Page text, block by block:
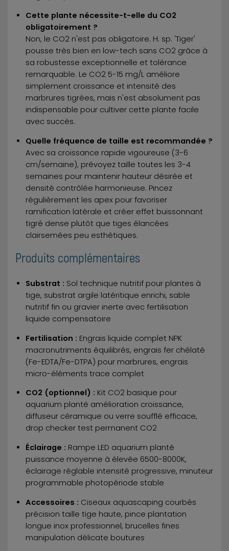
Cette plante nécessite-t-elle du CO2
obligatoirement ?
Non, le CO2 n'est pas obligatoire. H. sp. 'Tiger'
pousse très bien en low-tech sans CO2 grâce à
sa robustesse exceptionnelle et tolérance
remarquable. Le CO2 5-15 mg/L améliore
simplement croissance et intensité des
marbrures tigrées, mais n'est absolument pas
indispensable pour cultiver cette plante facile
avec succès.
Quelle fréquence de taille est recommandée ?
Avec sa croissance rapide vigoureuse (3-6
cm/semaine), prévoyez taille toutes les 3-4
semaines pour maintenir hauteur désirée et
densité contrôlée harmonieuse. Pincez
régulièrement les apex pour favoriser
ramification latérale et créer effet buissonnant
tigré dense plutôt que tiges élancées
clairsemées peu esthétiques.
Produits complémentaires
Substrat : Sol technique nutritif pour plantes à
tige, substrat argile latéritique enrichi, sable
nutritif fin ou gravier inerte avec fertilisation
liquide compensatoire
Fertilisation : Engrais liquide complet NPK
macronutriments équilibrés, engrais fer chélaté
(Fe-EDTA/Fe-DTPA) pour marbrures, engrais
micro-éléments trace complet
CO2 (optionnel) : Kit CO2 basique pour
aquarium planté amélioration croissance,
diffuseur céramique ou verre soufflé efficace,
drop checker test permanent CO2
Éclairage : Rampe LED aquarium planté
puissance moyenne à élevée 6500-8000K,
éclairage réglable intensité progressive, minuteur
programmable photopériode stable
Accessoires : Ciseaux aquascaping courbés
précision taille tige haute, pince plantation
longue inox professionnel, brucelles fines
manipulation délicate boutures